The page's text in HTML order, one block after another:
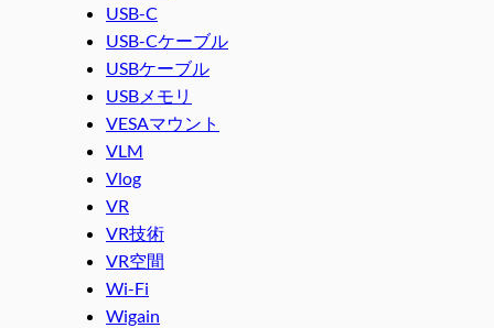
USB-C
USB-Cケーブル
USBケーブル
USBメモリ
VESAマウント
VLM
Vlog
VR
VR技術
VR空間
Wi-Fi
Wigain